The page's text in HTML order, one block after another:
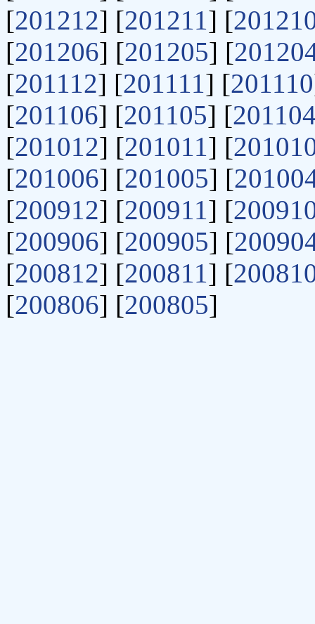
[201212] [201211 ] [
[201206] [201205] [
[201112] [201111 ] [201110
[201106] [201105] [
[201012] [201011 ] [
[201006] [201005] [
[200912] [200911 ] [
[200906] [200905] [
[200812] [200811 ] [
[200806] [200805]